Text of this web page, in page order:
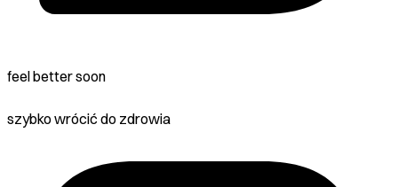
feel better soon
szybko wrócić do zdrowia